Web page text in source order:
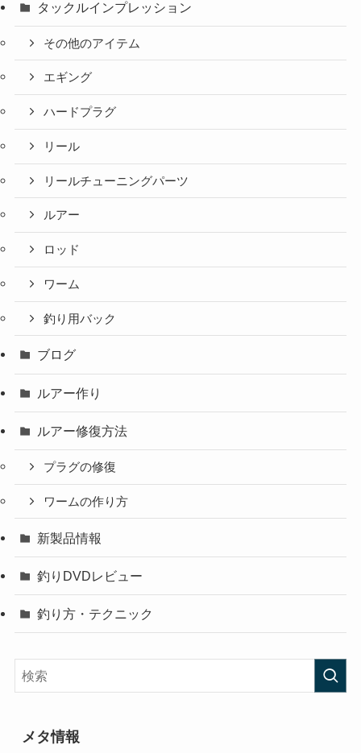
タックルインプレッション
その他のアイテム
エギング
ハードプラグ
リール
リールチューニングパーツ
ルアー
ロッド
ワーム
釣り用バック
ブログ
ルアー作り
ルアー修復方法
プラグの修復
ワームの作り方
新製品情報
釣りDVDレビュー
釣り方・テクニック
メタ情報